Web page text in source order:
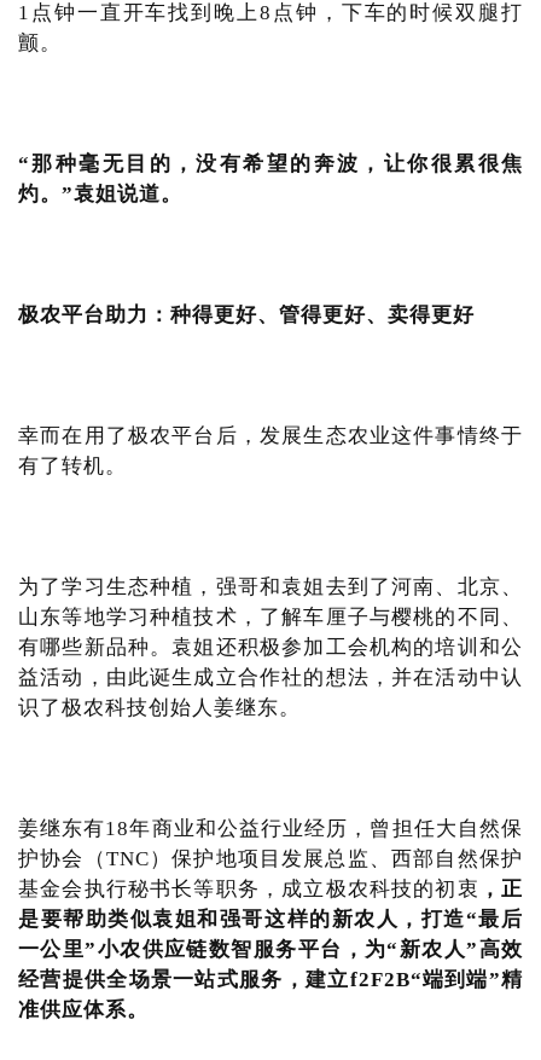
1点钟一直开车找到晚上8点钟，下车的时候双腿打
颤。
“那种毫无目的，没有希望的奔波，让你很累很焦
灼。”袁姐说道。
极农平台助力：种得更好、管得更好、卖得更好
幸而在用了极农平台后，发展生态农业这件事情终于
有了转机。
为了学习生态种植，强哥和袁姐去到了河南、北京、
山东等地学习种植技术，了解车厘子与樱桃的不同、
有哪些新品种。袁姐还积极参加工会机构的培训和公
益活动，由此诞生成立合作社的想法，并在活动中认
识了极农科技创始人姜继东。
姜继东有18年商业和公益行业经历，曾担任大自然保
护协会（TNC）保护地项目发展总监、西部自然保护
基金会执行秘书长等职务，成立极农科技的初衷 ，正
是要帮助类似袁姐和强哥这样的新农人，打造“最后
一公里”小农供应链数智服务平台，为“新农人”高效
经营提供全场景一站式服务，建立f2F2B“端到端”精
准供应体系。